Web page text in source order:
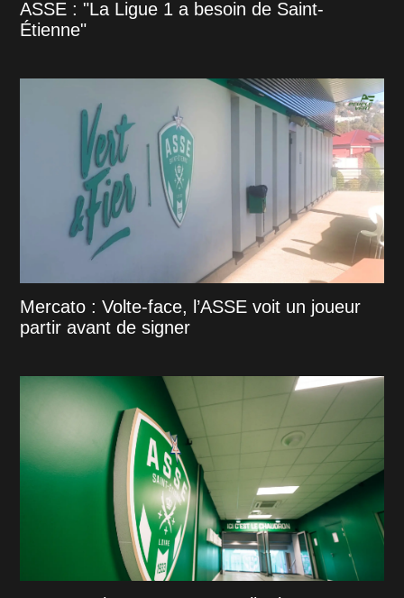
ASSE : "La Ligue 1 a besoin de Saint-
Étienne"
Mercato : Volte-face, l’ASSE voit un joueur
partir avant de signer